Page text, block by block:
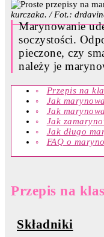
kurczaka. / Fot.:
Marynowanie
soczystości.
pieczone, czy
należy je
Przepis na
Jak
Jak
Jak
Jak długo
FAQ o
Przepis na
Składniki